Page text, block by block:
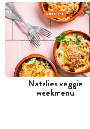
ARTIKEL
Natalies veggie
weekmenu